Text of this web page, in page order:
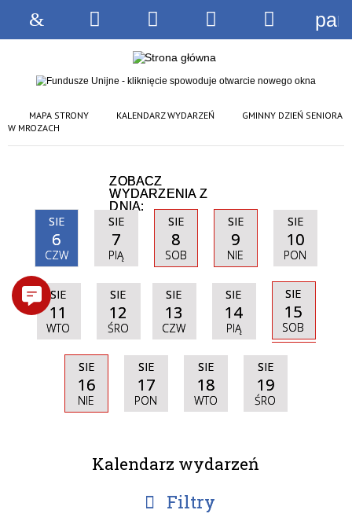
MAPA STRONY KALENDARZ WYDARZEŃ
GMINNY DZIEŃ SENIORA
W MROZACH
ZOBACZ
WYDARZENIA Z
DNIA:
SIE
6
CZW
SIE
7
PIĄ
SIE
8
SOB
SIE
9
NIE
SIE
10
PON
SIE
11
WTO
SIE
12
ŚRO
SIE
13
CZW
SIE
14
PIĄ
SIE
15
SOB
SIE
16
NIE
SIE
17
PON
SIE
18
WTO
SIE
19
ŚRO
Kalendarz wydarzeń
Filtry
StronaWyszukiwarka
Narzędzia
Menu
główne
Menu